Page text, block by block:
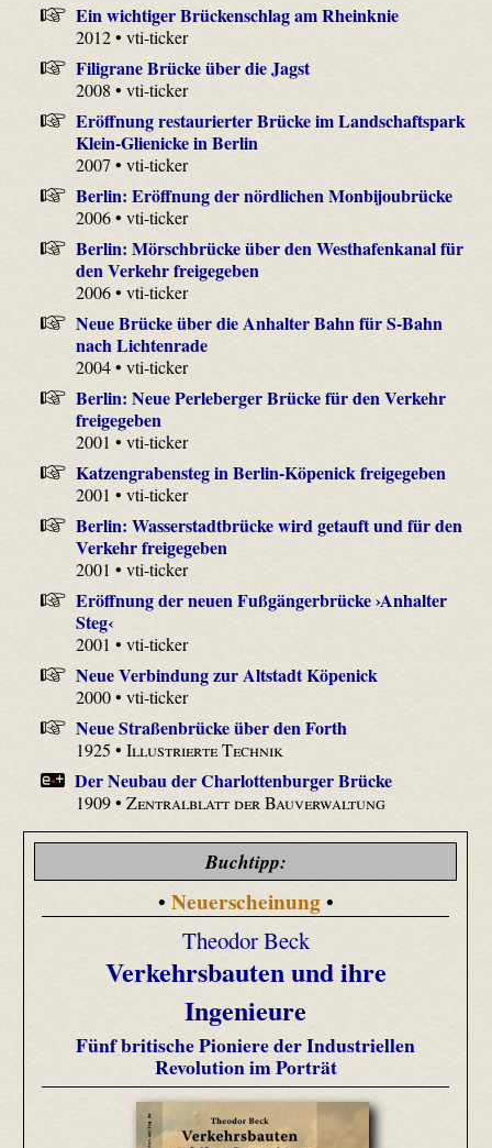
Ein wichtiger Brückenschlag am Rheinknie
2012 • vti-ticker
Filigrane Brücke über die Jagst
2008 • vti-ticker
Eröffnung restaurierter Brücke im Landschaftspark
Klein-Glienicke in Berlin
2007 • vti-ticker
Berlin: Eröffnung der nördlichen Monbijoubrücke
2006 • vti-ticker
Berlin: Mörschbrücke über den Westhafenkanal für
den Verkehr freigegeben
2006 • vti-ticker
Neue Brücke über die Anhalter Bahn für S-Bahn
nach Lichtenrade
2004 • vti-ticker
Berlin: Neue Perleberger Brücke für den Verkehr
freigegeben
2001 • vti-ticker
Katzengrabensteg in Berlin-Köpenick freigegeben
2001 • vti-ticker
Berlin: Wasserstadtbrücke wird getauft und für den
Verkehr freigegeben
2001 • vti-ticker
Eröffnung der neuen Fußgängerbrücke ›Anhalter
Steg‹
2001 • vti-ticker
Neue Verbindung zur Altstadt Köpenick
2000 • vti-ticker
Neue Straßenbrücke über den Forth
1925 •Illustrierte Technik
Der Neubau der Charlottenburger Brücke
1909 •Zentralblatt der Bauverwaltung
Buchtipp:
• Neuerscheinung•
Theodor Beck
Verkehrsbauten und ihre
Ingenieure
Fünf britische Pioniere der Industriellen
Revolution im Porträt